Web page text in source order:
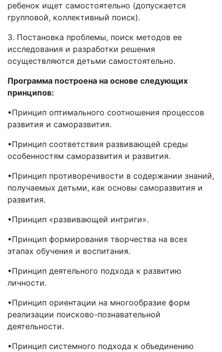
ребенок ищет самостоятельно (допускается
групповой, коллективный поиск).
3. Постановка проблемы, поиск методов ее
исследования и разработки решения
осуществляются детьми самостоятельно.
Программа построена на основе следующих
принципов:
•Принцип оптимального соотношения процессов
развития и саморазвития.
•Принцип соответствия развивающей среды
особенностям саморазвития и развития.
•Принцип противоречивости в содержании знаний,
получаемых детьми, как основы саморазвития и
развития.
•Принцип «развивающей интриги».
•Принцип формирования творчества на всех
этапах обучения и воспитания.
•Принцип деятельного подхода к развитию
личности.
•Принцип ориентации на многообразие форм
реализации поисково-познавательной
деятельности.
•Принцип системного подхода к объединению